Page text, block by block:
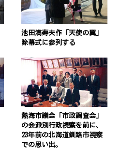
池田満寿夫作「天使の翼」
除幕式に参列する
熱海市議会「市政調査会」
の会派別行政視察を前に、
23年前の北海道釧路市視察
での思い出。